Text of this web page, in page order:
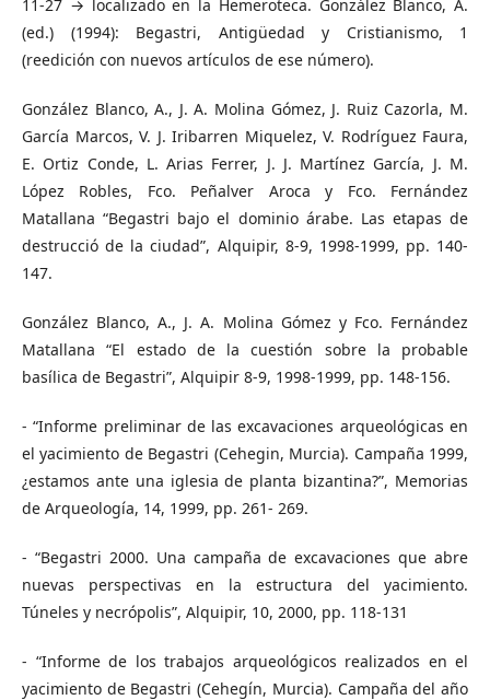
11-27 → localizado en la Hemeroteca. González Blanco, A.
(ed.) (1994): Begastri, Antigüedad y Cristianismo, 1
(reedición con nuevos artículos de ese número).
González Blanco, A., J. A. Molina Gómez, J. Ruiz Cazorla, M.
García Marcos, V. J. Iribarren Miquelez, V. Rodríguez Faura,
E. Ortiz Conde, L. Arias Ferrer, J. J. Martínez García, J. M.
López Robles, Fco. Peñalver Aroca y Fco. Fernández
Matallana “Begastri bajo el dominio árabe. Las etapas de
destrucció de la ciudad”, Alquipir, 8-9, 1998-1999, pp. 140-
147.
González Blanco, A., J. A. Molina Gómez y Fco. Fernández
Matallana “El estado de la cuestión sobre la probable
basílica de Begastri”, Alquipir 8-9, 1998-1999, pp. 148-156.
- “Informe preliminar de las excavaciones arqueológicas en
el yacimiento de Begastri (Cehegin, Murcia). Campaña 1999,
¿estamos ante una iglesia de planta bizantina?”, Memorias
de Arqueología, 14, 1999, pp. 261- 269.
- “Begastri 2000. Una campaña de excavaciones que abre
nuevas perspectivas en la estructura del yacimiento.
Túneles y necrópolis”, Alquipir, 10, 2000, pp. 118-131
- “Informe de los trabajos arqueológicos realizados en el
yacimiento de Begastri (Cehegín, Murcia). Campaña del año